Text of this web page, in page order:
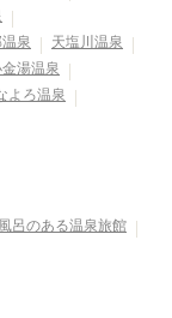
泉
天塩川温泉
湯温泉
よろ温泉
呂のある温泉旅館